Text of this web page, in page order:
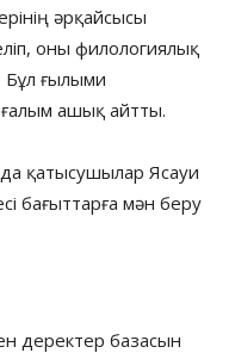
әрқайсысы
оны филологиялық
ғылыми
ғалым ашық айтты.
қатысушылар Ясауи
бағыттарға мән беру
деректер базасын